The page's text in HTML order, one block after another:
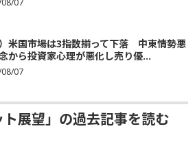
07
）米国市場は3指数揃って下落 中東情勢悪
から投資家心理が悪化し売り優...
07
ト展望」の過去記事を読む